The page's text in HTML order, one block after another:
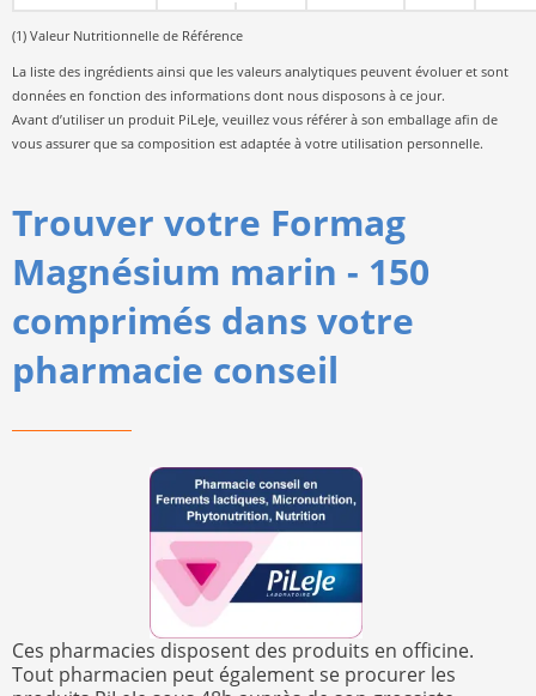
(1) Valeur Nutritionnelle de Référence
La liste des ingrédients ainsi que les valeurs analytiques peuvent évoluer et sont
données en fonction des informations dont nous disposons à ce jour.
Avant d’utiliser un produit PiLeJe, veuillez vous référer à son emballage afin de
vous assurer que sa composition est adaptée à votre utilisation personnelle.
Trouver votre Formag
Magnésium marin - 150
comprimés dans votre
pharmacie conseil
Ces pharmacies disposent des produits en officine.
Tout pharmacien peut également se procurer les